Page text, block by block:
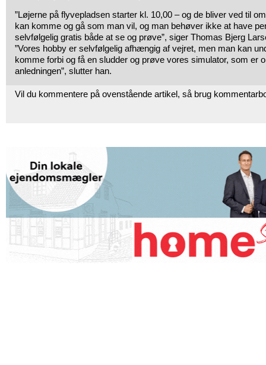
”Løjerne på flyvepladsen starter kl. 10,00 – og de bliver ved til
kan komme og gå som man vil, og man behøver ikke at have
selvfølgelig gratis både at se og prøve”, siger Thomas Bjerg
”Vores hobby er selvfølgelig afhængig af vejret, men man kan
komme forbi og få en sludder og prøve vores simulator, som er
anledningen”, slutter han.
Vil du kommentere på ovenstående artikel, så brug